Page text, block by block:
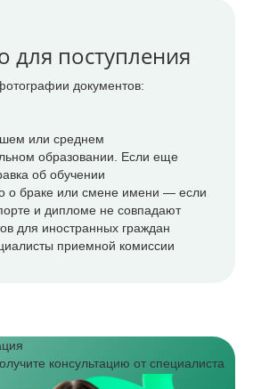
для поступления
документов:
или среднем
образовании. Если еще
об обучении
о браке или смене имени — если
и дипломе не совпадают
для иностранных граждан
приемной комиссии
консультацию от специалиста